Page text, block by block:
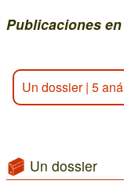
Publicaciones en
Un dossier| 5
Un dossier